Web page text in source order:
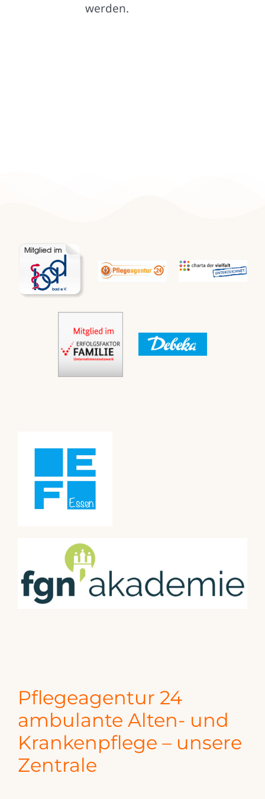
werden.
Pflegeagentur 24
ambulante Alten- und
Krankenpflege – unsere
Zentrale